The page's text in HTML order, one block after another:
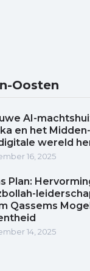
Oosten
AI-
en het
wereld
16, 2025
Plan:
Qassems
14, 2025